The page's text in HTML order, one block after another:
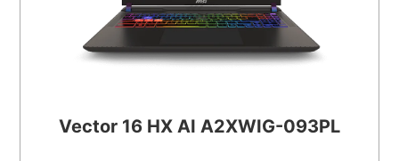
Vector 16 HX AI A2XWIG-093PL